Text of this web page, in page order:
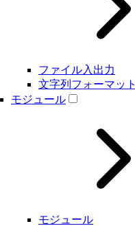
ファイル入出力
文字列フォーマット
モジュール
モジュール